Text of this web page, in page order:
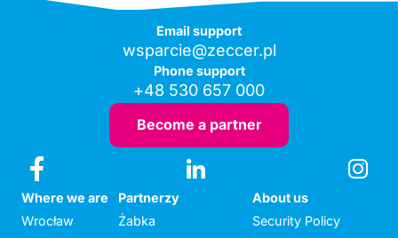
Email support
wsparcie@zeccer.pl
Phone support
+48 530 657 000
Become a partner
Where we are
Wrocław
Partnerzy
Żabka
About us
Security Policy